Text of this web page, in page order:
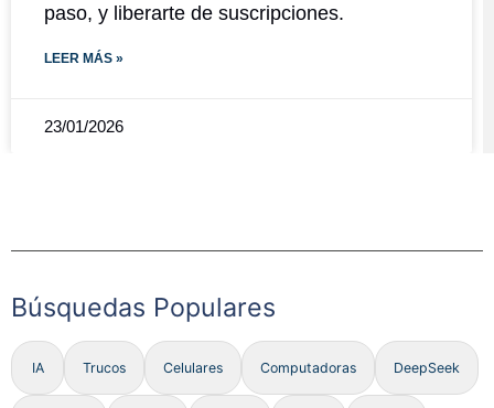
paso, y liberarte de suscripciones.
LEER MÁS »
23/01/2026
Búsquedas Populares
IA Trucos Celulares Computadoras DeepSeek